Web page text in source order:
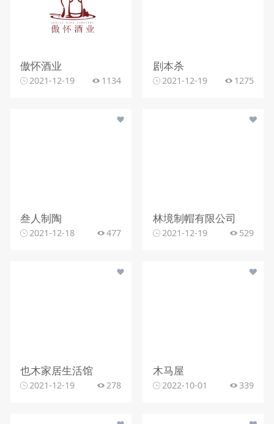
傲怀酒业
2021-12-19 1134
剧本杀
2021-12-19 1275
叁人制陶
2021-12-18 477
林境制帽有限公司
2021-12-19 529
也木家居生活馆
2021-12-19 278
木马屋
2022-10-01 339